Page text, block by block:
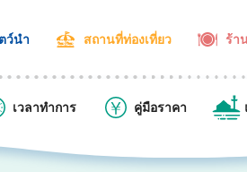
ว์นำ สถานที่ท่องเที่ยว ร้า
เวลาทำการ คู่มือราคา